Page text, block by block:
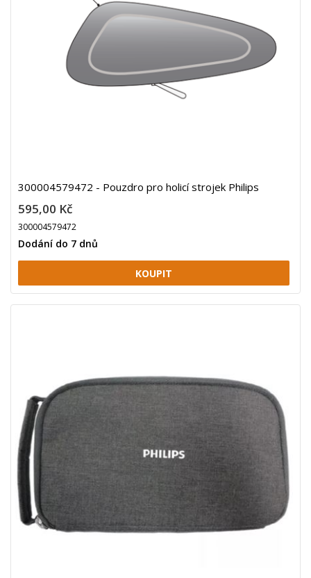
300004579472 - Pouzdro pro holicí strojek Philips
595,00 Kč
300004579472
Dodání do 7 dnů